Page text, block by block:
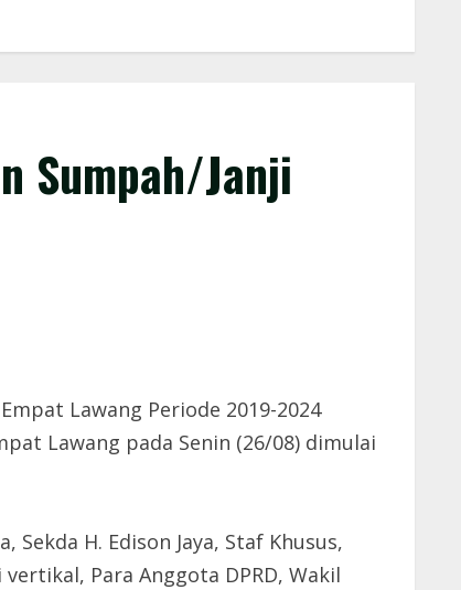
Sumpah/Janji
Lawang Periode 2019-2024
Lawang pada Senin (26/08) dimulai
H. Edison Jaya, Staf Khusus,
Para Anggota DPRD, Wakil